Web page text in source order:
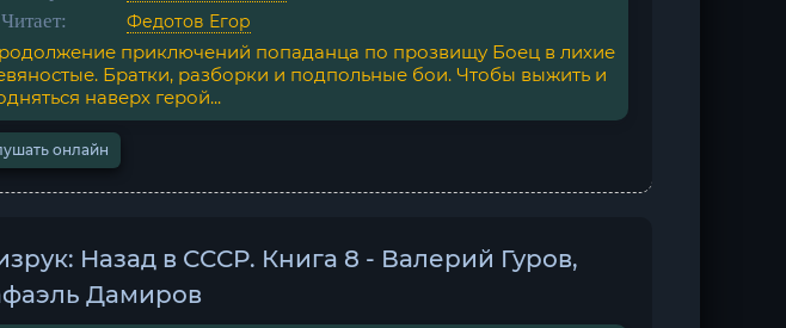
Читает: Федотов Егор
приключений попаданца по прозвищу Боец в лихие
Братки, разборки и подпольные бои. Чтобы выжить и
наверх герой...
онлайн
Назад в СССР. Книга 8 - Валерий Гуров,
Дамиров